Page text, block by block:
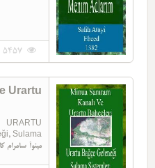
5457
Urartu
Sulama